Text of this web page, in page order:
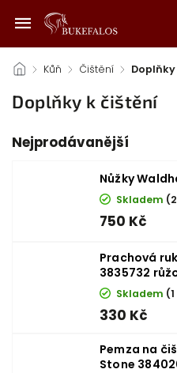
/ Kůň / Čištění /
Doplňky k čištění
Nejprodávanější
Nůžky
Skladem
750 Kč
Prachová
3835732
Skladem
330 Kč
Pemza na
Stone